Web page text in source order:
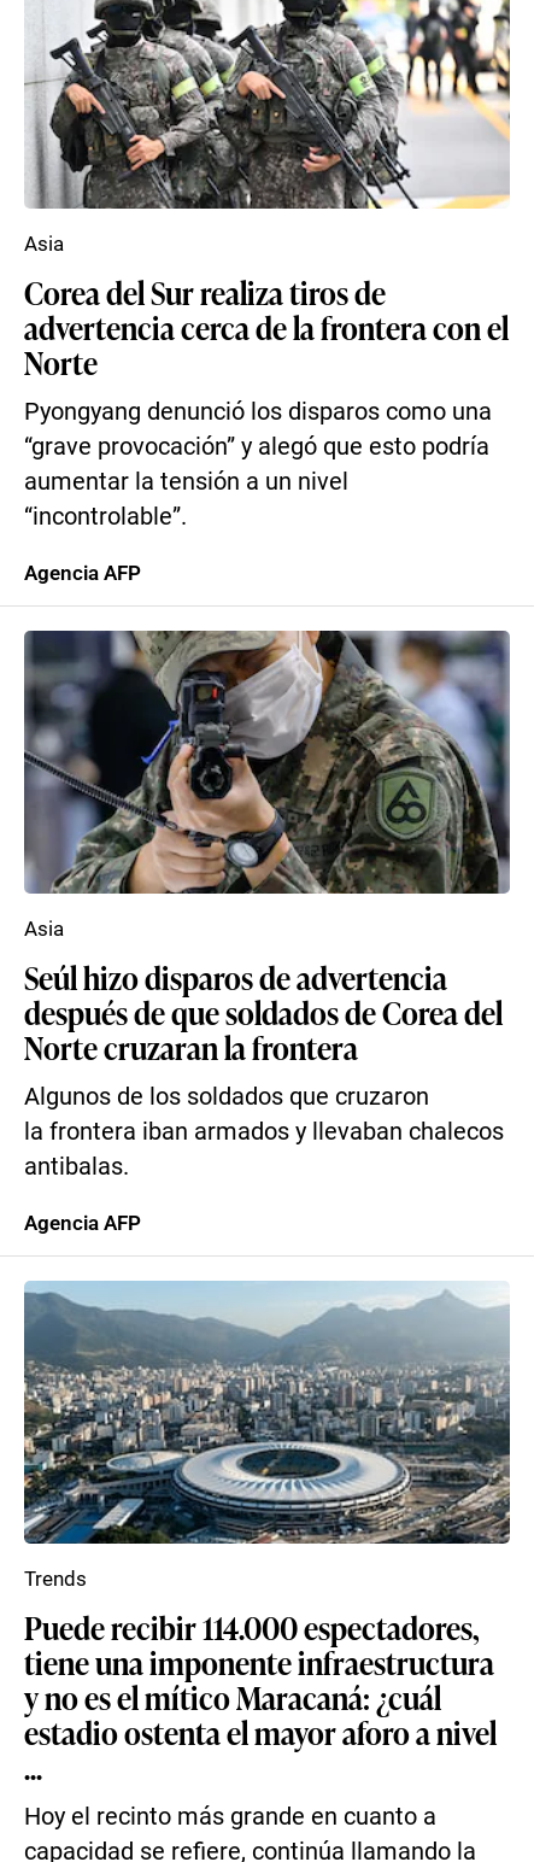
Corea del Sur realiza tiros de
advertencia cerca de la frontera con el
Norte
Pyongyang denunció los disparos como una
“grave provocación” y alegó que esto podría
aumentar la tensión a un nivel
“incontrolable”.
Asia
Agencia AFP
Seúl hizo disparos de advertencia
después de que soldados de Corea del
Norte cruzaran la frontera
Algunos de los soldados que cruzaron
la frontera iban armados y llevaban chalecos
antibalas.
Asia
Agencia AFP
Puede recibir 114.000 espectadores,
tiene una imponente infraestructura
y no es el mítico Maracaná: ¿cuál
estadio ostenta el mayor aforo a nivel
...
Hoy el recinto más grande en cuanto a
capacidad se refiere, continúa llamando la
Trends